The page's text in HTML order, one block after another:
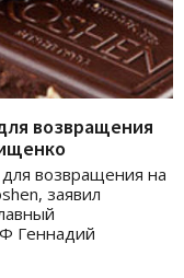
возвращения
возвращения на
заявил
Геннадий